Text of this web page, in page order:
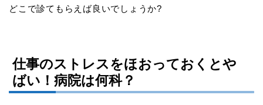
どこで診てもらえば良いでしょうか?
仕事のストレスをほおっておくとや
ばい！病院は何科？